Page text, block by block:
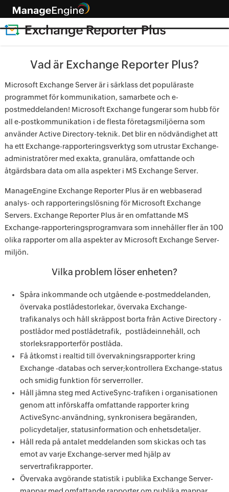
Vad är Exchange Reporter Plus?
Microsoft Exchange Server är i särklass det populäraste
programmet för kommunikation, samarbete och e-
postmeddelanden! Microsoft Exchange fungerar som hubb för
all e-postkommunikation i de flesta företagsmiljöerna som
använder Active Directory-teknik. Det blir en nödvändighet att
ha ett Exchange-rapporteringsverktyg som utrustar Exchange-
administratörer med exakta, granulära, omfattande och
åtgärdsbara data om alla aspekter i MS Exchange Server.
ManageEngine Exchange Reporter Plus är en webbaserad
analys- och rapporteringslösning för Microsoft Exchange
Servers. Exchange Reporter Plus är en omfattande MS
Exchange-rapporteringsprogramvara som innehåller fler än 100
olika rapporter om alla aspekter av Microsoft Exchange Server-
miljön.
Vilka problem löser enheten?
Spåra inkommande och utgående e-postmeddelanden,
övervaka postlådestorlekar, övervaka Exchange-
trafikanalys och håll skräppost borta från Active Directory -
postlådor med postlådetrafik, postlådeinnehåll, och
storleksrapporterför postlåda.
Få åtkomst i realtid till övervakningsrapporter kring
Exchange -databas och server;kontrollera Exchange-status
och smidig funktion för serverroller.
Håll jämna steg med ActiveSync-trafiken i organisationen
genom att införskaffa omfattande rapporter kring
ActiveSync-användning, synkronisera begäranden,
policydetaljer, statusinformation och enhetsdetaljer.
Håll reda på antalet meddelanden som skickas och tas
emot av varje Exchange-server med hjälp av
servertrafikrapporter.
Övervaka avgörande statistik i publika Exchange Server-